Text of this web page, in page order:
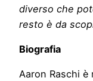
diverso che
resto è da
Biografia
Aaron Raschi è